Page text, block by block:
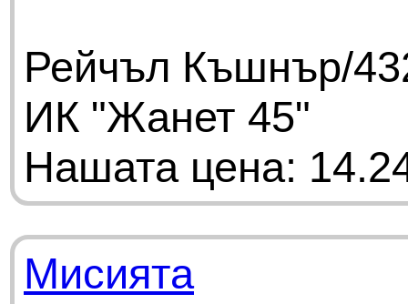
Рейчъл Къшнър/
ИК "Жанет 45"
Нашата цена:
Мисията